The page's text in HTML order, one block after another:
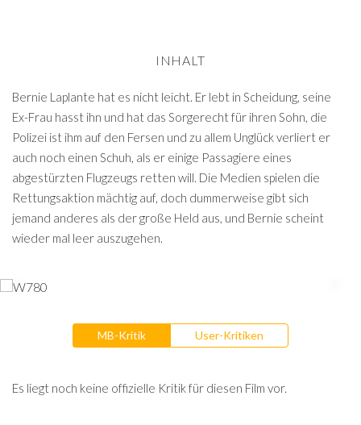
INHALT
Bernie Laplante hat es nicht leicht. Er lebt in Scheidung, seine
Ex-Frau hasst ihn und hat das Sorgerecht für ihren Sohn, die
Polizei ist ihm auf den Fersen und zu allem Unglück verliert er
auch noch einen Schuh, als er einige Passagiere eines
abgestürzten Flugzeugs retten will. Die Medien spielen die
Rettungsaktion mächtig auf, doch dummerweise gibt sich
jemand anderes als der große Held aus, und Bernie scheint
wieder mal leer auszugehen.
MB-Kritik User-Kritiken
Es liegt noch keine offizielle Kritik für diesen Film vor.